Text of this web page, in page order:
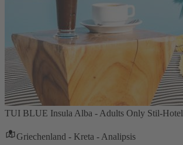
TUI BLUE Insula Alba - Adults Only Stil-Hotel
Griechenland - Kreta - Analipsis